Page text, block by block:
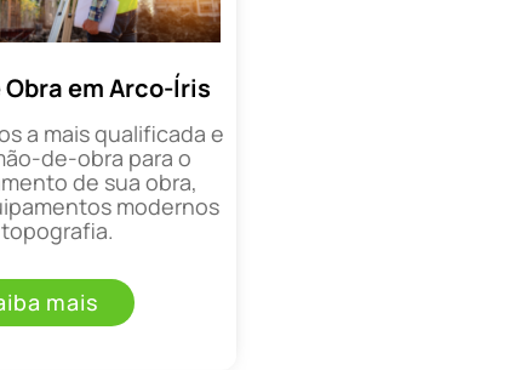
em Arco-Íris
a mais qualificada e
de-obra para o
de sua obra,
modernos
mais